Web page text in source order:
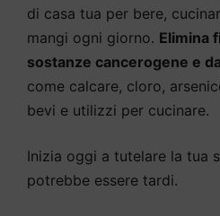
di casa tua per bere,
mangi ogni giorno. Elimina
sostanze cancerogene e
come calcare, cloro,
bevi e utilizzi per cucinare.
Inizia oggi a tutelare la tua
potrebbe essere tardi.